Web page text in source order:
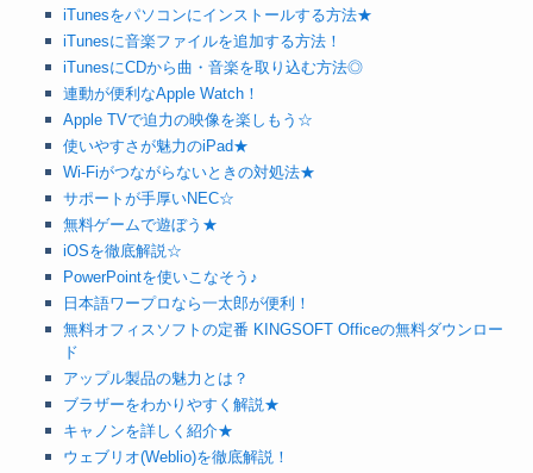
iTunesをパソコンにインストールする方法★
iTunesに音楽ファイルを追加する方法！
iTunesにCDから曲・音楽を取り込む方法◎
連動が便利なApple Watch！
Apple TVで迫力の映像を楽しもう☆
使いやすさが魅力のiPad★
Wi-Fiがつながらないときの対処法★
サポートが手厚いNEC☆
無料ゲームで遊ぼう★
iOSを徹底解説☆
PowerPointを使いこなそう♪
日本語ワープロなら一太郎が便利！
無料オフィスソフトの定番 KINGSOFT Officeの無料ダウンロー
ド
アップル製品の魅力とは？
ブラザーをわかりやすく解説★
キャノンを詳しく紹介★
ウェブリオ(Weblio)を徹底解説！